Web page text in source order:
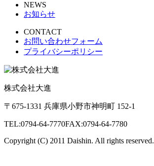
NEWS
お知らせ
CONTACT
お問い合わせフォーム
プライバシーポリシー
株式会社大進
〒675-1331 兵庫県小野市神明町 152-1
TEL:0794-64-7770FAX:0794-64-7780
Copyright (C) 2011 Daishin. All rights reserved.